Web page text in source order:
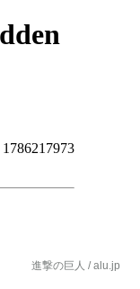
進撃の巨人 / alu.jp